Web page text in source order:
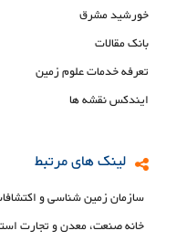
خورشید مشرق
بانک مقالات
تعرفه خدمات علوم زمین
ایندکس نقشه ها
لینک های مرتبط
سازمان زمین شناسی و
خانه صنعت، معدن و تجارت